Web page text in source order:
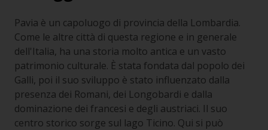
Pavia è un capoluogo di provincia della Lombardia.
Come le altre città di questa regione e in generale
dell'Italia, ha una storia molto antica e un vasto
patrimonio culturale. È stata fondata dal popolo dei
Galli, poi il suo sviluppo è stato influenzato dalla
presenza dei Romani, dei Longobardi e dalla
dominazione dei francesi e degli austriaci. Il suo
centro storico sorge sul lago Ticino. Qui si può